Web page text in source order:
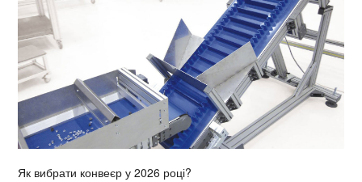
Як вибрати конвеєр у 2026 році?